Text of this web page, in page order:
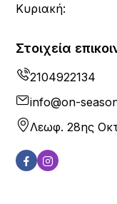
Κυριακή:
Στοιχεία
2104922134
info@on-
Λεωφ. 28ης